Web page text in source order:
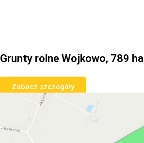
Grunty rolne Wojkowo, 789 ha
Zobacz szczegóły